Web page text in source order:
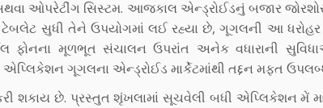
ઓપરેટીંગ સિસ્ટમ. આજકાલ એન્ડ્રોઈડનું બજાર
ટેબલેટ સુધી તેને ઉપયોગમાં લઈ રહ્યા છે, ગૂગલની આ
મૂળભૂત સંચાલન ઉપરાંત અનેક વધારાની
ગૂગલના એન્ડ્રોઈડ માર્કેટમાંથી તદ્દન મફત
શકાય છે. પ્રસ્તુત શૃંખલામાં સૂચવેલી બધી એપ્લિકેશન મેં